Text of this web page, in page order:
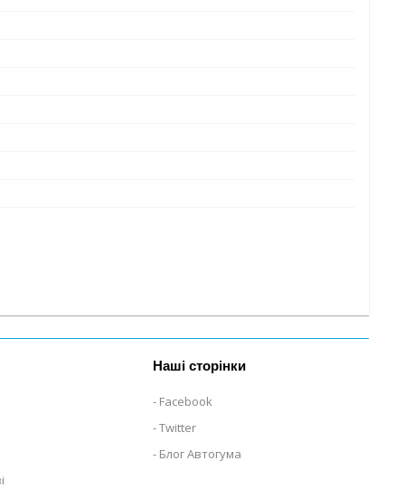
Наші сторінки
Facebook
Twitter
Блог Автогума